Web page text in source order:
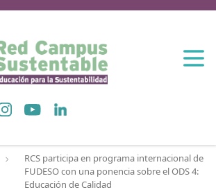
YouTubeLinkedIn
RCS participa en programa internacional de
FUDESO con una ponencia sobre el ODS 4:
Educación de Calidad